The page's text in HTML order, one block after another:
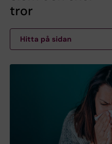
tror
Hitta på sidan